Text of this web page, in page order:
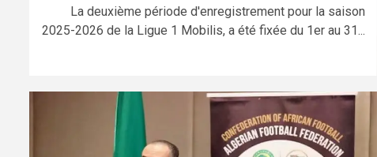
La deuxième période d'enregistrement pour la saison
2025-2026 de la Ligue 1 Mobilis, a été fixée du 1er au 31...